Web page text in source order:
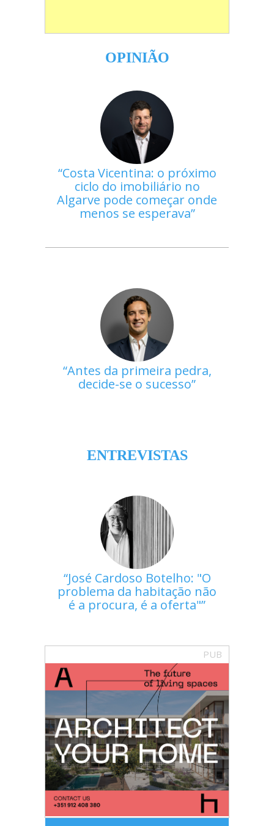
OPINIÃO
Costa Vicentina: o próximo
ciclo do imobiliário no
Algarve pode começar onde
menos se esperava
Antes da primeira pedra,
decide-se o sucesso
ENTREVISTAS
José Cardoso Botelho: "O
problema da habitação não
é a procura, é a oferta"
PUB